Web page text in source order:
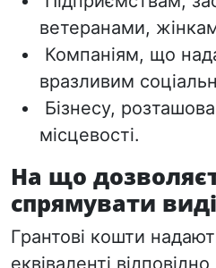
ветеранами,
Компаніям, що
вразливим
Бізнесу,
місцевості.
На що
спрямувати
Грантові кошти
еквіваленті